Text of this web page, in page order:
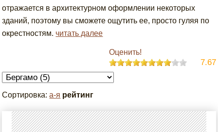
отражается в архитектурном оформлении некоторых
зданий, поэтому вы сможете ощутить ее, просто гуляя по
окрестностям. читать далее
Оценить!
7.67
Сортировка:а-я рейтинг